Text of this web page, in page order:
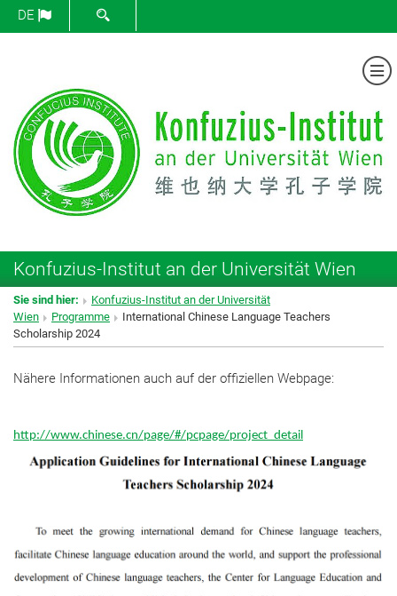
DE SUCHFORMULAR ÖFFNEN
Konfuzius-Institut an der Universität Wien
Sie sind hier:
Konfuzius-Institut an der Universität
Wien
Programme
International Chinese Language Teachers
Scholarship 2024
Nähere Informationen auch auf der offiziellen Webpage:
http://www.chinese.cn/page/#/pcpage/project_detail